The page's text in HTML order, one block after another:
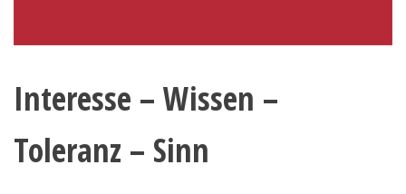
Interesse – Wissen –
Toleranz – Sinn